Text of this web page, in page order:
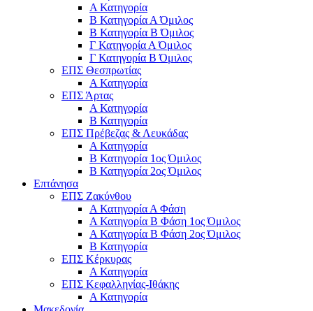
Α Κατηγορία
Β Κατηγορία Α Όμιλος
Β Κατηγορία Β Όμιλος
Γ Κατηγορία Α Όμιλος
Γ Κατηγορία Β Όμιλος
ΕΠΣ Θεσπρωτίας
Α Κατηγορία
ΕΠΣ Άρτας
Α Κατηγορία
Β Κατηγορία
ΕΠΣ Πρέβεζας & Λευκάδας
Α Κατηγορία
Β Κατηγορία 1ος Όμιλος
Β Κατηγορία 2ος Όμιλος
Επτάνησα
ΕΠΣ Ζακύνθου
Α Κατηγορία Α Φάση
Α Κατηγορία Β Φάση 1ος Όμιλος
Α Κατηγορία Β Φάση 2ος Όμιλος
Β Κατηγορία
ΕΠΣ Κέρκυρας
A Κατηγορία
ΕΠΣ Κεφαλληνίας-Ιθάκης
Α Κατηγορία